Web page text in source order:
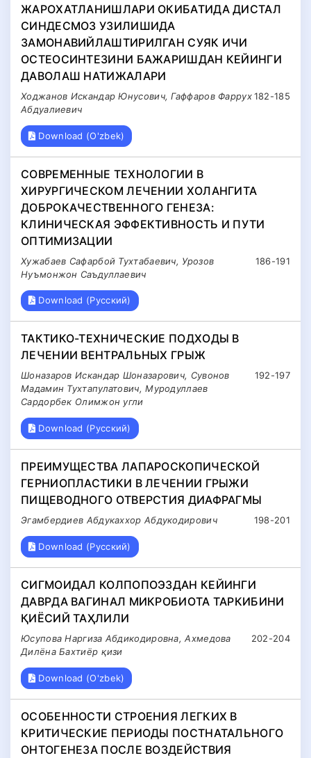
ЖАРОХАТЛАНИШЛАРИ ОКИБАТИДА ДИСТАЛ
СИНДЕСМОЗ УЗИЛИШИДА
ЗАМОНАВИЙЛАШТИРИЛГАН СУЯК ИЧИ
ОСТЕОСИНТЕЗИНИ БАЖАРИШДАН КЕЙИНГИ
ДАВОЛАШ НАТИЖАЛАРИ
182-185
Ходжанов Искандар Юнусович, Гаффаров Фаррух
Абдуалиевич
Download (O'zbek)
СОВРЕМЕННЫЕ ТЕХНОЛОГИИ В
ХИРУРГИЧЕСКОМ ЛЕЧЕНИИ ХОЛАНГИТА
ДОБРОКАЧЕСТВЕННОГО ГЕНЕЗА:
КЛИНИЧЕСКАЯ ЭФФЕКТИВНОСТЬ И ПУТИ
ОПТИМИЗАЦИИ
186-191
Хужабаев Сафарбой Тухтабаевич, Урозов
Нуъмонжон Саъдуллаевич
Download (Русский)
ТАКТИКО-ТЕХНИЧЕСКИЕ ПОДХОДЫ В
ЛЕЧЕНИИ ВЕНТРАЛЬНЫХ ГРЫЖ
192-197
Шоназаров Искандар Шоназарович, Сувонов
Мадамин Тухтапулатович, Муродуллаев
Сардорбек Олимжон угли
Download (Русский)
ПРЕИМУЩЕСТВА ЛАПАРОСКОПИЧЕСКОЙ
ГЕРНИОПЛАСТИКИ В ЛЕЧЕНИИ ГРЫЖИ
ПИЩЕВОДНОГО ОТВЕРСТИЯ ДИАФРАГМЫ
198-201
Эгамбердиев Абдукаххор Абдукодирович
Download (Русский)
СИГМОИДАЛ КОЛПОПОЭЗДАН КЕЙИНГИ
ДАВРДА ВАГИНАЛ МИКРОБИОТА ТАРКИБИНИ
ҚИЁСИЙ ТАҲЛИЛИ
202-204
Юсупова Наргиза Абдикодировна, Ахмедова
Дилёна Бахтиёр қизи
Download (O'zbek)
ОСОБЕННОСТИ СТРОЕНИЯ ЛЕГКИХ В
КРИТИЧЕСКИЕ ПЕРИОДЫ ПОСТНАТАЛЬНОГО
ОНТОГЕНЕЗА ПОСЛЕ ВОЗДЕЙСТВИЯ